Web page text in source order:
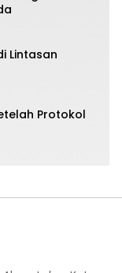
Lintasan
Protokol